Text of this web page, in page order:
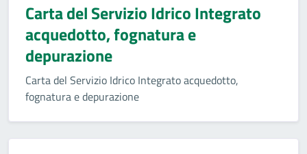
Carta del Servizio Idrico Integrato
acquedotto, fognatura e
depurazione
Carta del Servizio Idrico Integrato acquedotto,
fognatura e depurazione